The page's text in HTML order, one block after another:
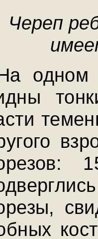
Череп
одном